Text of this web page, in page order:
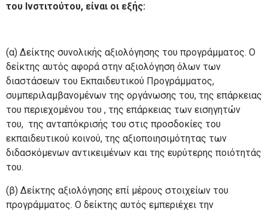
του Ινστιτούτου, είναι οι εξής:
(α) Δείκτης συνολικής αξιολόγησης του προγράμματος. Ο
δείκτης αυτός αφορά στην αξιολόγηση όλων των
διαστάσεων του Εκπαιδευτικού Προγράμματος,
συμπεριλαμβανομένων της οργάνωσης του, της επάρκειας
του περιεχομένου του , της επάρκειας των εισηγητών
του, της ανταπόκρισής του στις προσδοκίες του
εκπαιδευτικού κοινού, της αξιοποιησιμότητας των
διδασκόμενων αντικειμένων και της ευρύτερης ποιότητάς
του.
(β) Δείκτης αξιολόγησης επί μέρους στοιχείων του
προγράμματος. Ο δείκτης αυτός εμπεριέχει την